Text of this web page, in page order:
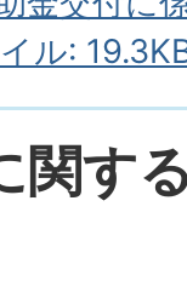
ル:
関す